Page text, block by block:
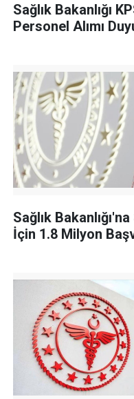
Sağlık Bakanlığı
Personel Alımı
Sağlık
İçin 1.8 Milyon